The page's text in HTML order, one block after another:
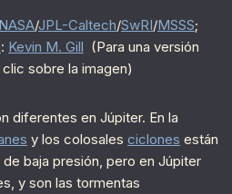
NASA/JPL-Caltech/SwRI/MSSS;
: Kevin M. Gill (Para una versión
sobre la imagen)
diferentes en Júpiter. En la
y los colosales ciclones están
baja presión, pero en Júpiter
y son las tormentas